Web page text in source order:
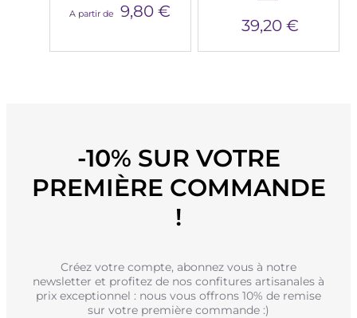
A partir de 9,80 €
39,20 €
-10% SUR VOTRE
PREMIÈRE COMMANDE
!
Créez votre compte, abonnez vous à notre
newsletter et profitez de nos confitures artisanales à
prix exceptionnel : nous vous offrons 10% de remise
sur votre première commande :)